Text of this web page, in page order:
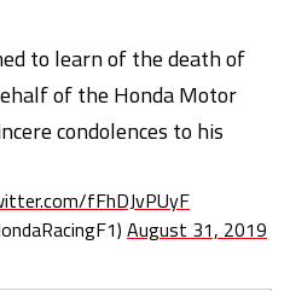
to learn of the death of
of the Honda Motor
condolences to his
fFhDJvPUyF
August 31, 2019